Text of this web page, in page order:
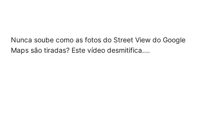
Nunca soube como as fotos do Street View do Google
Maps são tiradas? Este vídeo desmitifica....